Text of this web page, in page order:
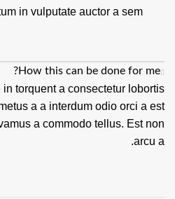
in vulputate auctor a sem
How this can be done for me?
torquent a consectetur lobortis
a a interdum odio orci a est
a commodo tellus. Est non
arcu a.